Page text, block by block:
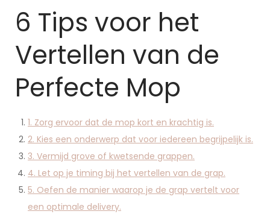
6 Tips voor het
Vertellen van de
Perfecte Mop
1. Zorg ervoor dat de mop kort en krachtig is.
2. Kies een onderwerp dat voor iedereen begrijpelijk is.
3. Vermijd grove of kwetsende grappen.
4. Let op je timing bij het vertellen van de grap.
5. Oefen de manier waarop je de grap vertelt voor
een optimale delivery.